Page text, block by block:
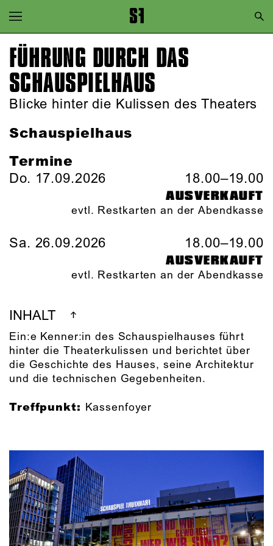
Zur Hauptnavigation springen
Zum Hauptinhalt springen
Zum Footer springen
FÜHRUNG DURCH DAS
SCHAUSPIEL­HAUS
Blicke hinter die Kulissen des Theaters
Schauspielhaus
Termine
Do. 17.09.2026 18.00–19.00
AUSVERKAUFT
evtl. Restkarten an der Abendkasse
Sa. 26.09.2026 18.00–19.00
AUSVERKAUFT
evtl. Restkarten an der Abendkasse
INHALT
Ein:e Kenner:in des Schauspielhauses führt
hinter die Theaterkulissen und berichtet über
die Geschichte des Hauses, seine Architektur
und die technischen Gegebenheiten.
Treffpunkt: Kassenfoyer